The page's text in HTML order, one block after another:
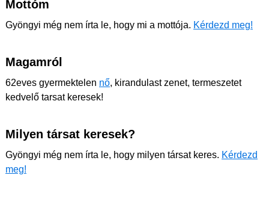
Mottóm
Gyöngyi még nem írta le, hogy mi a mottója. Kérdezd meg!
Magamról
62eves gyermektelen nő, kirandulast zenet, termeszetet
kedvelő tarsat keresek!
Milyen társat keresek?
Gyöngyi még nem írta le, hogy milyen társat keres. Kérdezd
meg!